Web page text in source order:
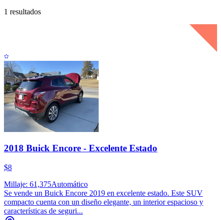
1 resultados
2018 Buick Encore - Excelente Estado
$8
Millaje: 61,375Automático
Se vende un Buick Encore 2019 en excelente estado. Este SUV
compacto cuenta con un diseño elegante, un interior espacioso y
características de seguri...